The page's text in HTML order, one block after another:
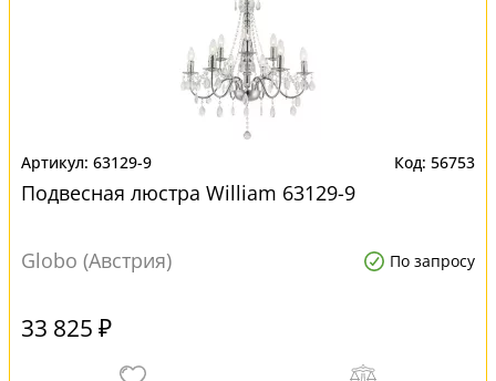
63129-9 56753
Подвесная люстра William 63129-9
Globo (Австрия) По запросу
33 825 ₽